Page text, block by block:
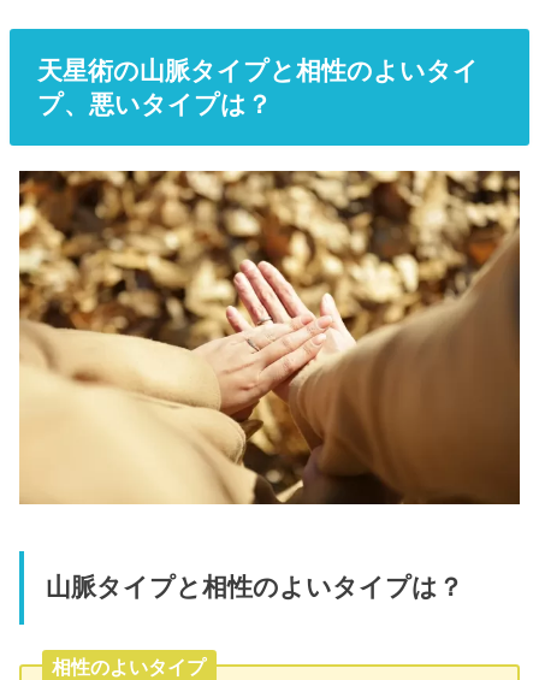
天星術の山脈タイプと相性のよいタイ
プ、悪いタイプは？
山脈タイプと相性のよいタイプは？
相性のよいタイプ